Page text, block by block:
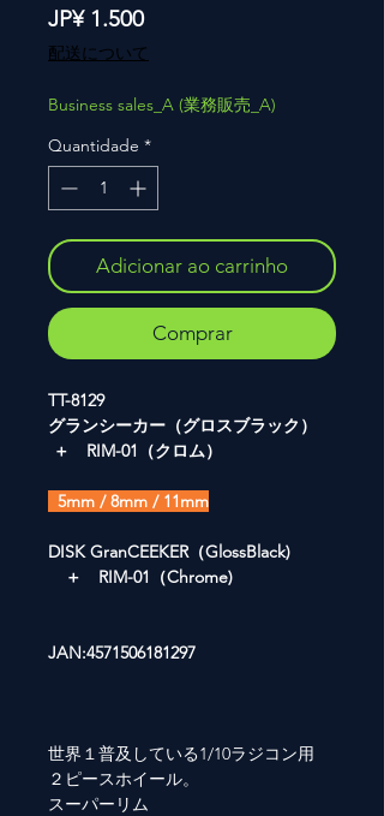
JP¥ 1.500Preço
配送について
Business sales_A (業務販売_A)
Quantidade *
Adicionar ao carrinho
Comprar
TT-8129
グランシーカー（グロスブラック）
＋ RIM-01（クロム）
5mm / 8mm / 11mm
DISK GranCEEKER（GlossBlack)
＋ RIM-01（Chrome)
JAN:4571506181297
世界１普及している1/10ラジコン用
２ピースホイール。
スーパーリム